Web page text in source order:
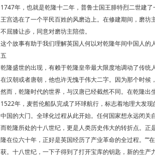
1747年，也就是乾隆十二年，普鲁士国王腓特烈二世建
王宫选在了一个平民百姓的风磨边上。在修建期间，磨
不屈膝让步，同意对磨坊主陪偿。
这个故事有助于我们理解英国人何以对乾隆年间中国人的
五
乾隆盛世的出现，有赖于乾隆皇帝最大限度地调动了传
在汉朝或者唐朝，他也许无愧于伟大二字。因为那个时候
然而，乾隆时代的世界，与汉唐已经截然不同。在乾隆出
1522年，麦哲伦船队完成了环球航行，标志着地理大发
中国的大门。全球化过程从此开始。任何国家想永远闭关
而乾隆所处的十八世纪，更是人类历史伟大的转折点。
隆在位六十年，正好是英国经历了产业革命的全过程。
获。十八世纪，一下子得到了打开宝库的钥匙，新的生